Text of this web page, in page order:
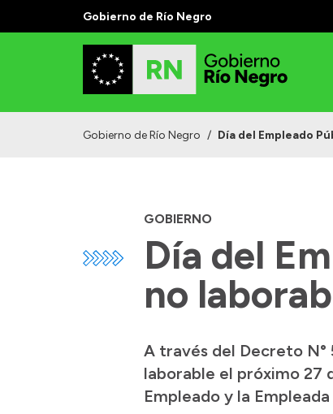
Gobierno de Río Negro
Gobierno de Río Negro / Día del Empleado
GOBIERNO
Día del
no
A través del Decreto
laborable el próximo 27
Empleado y la